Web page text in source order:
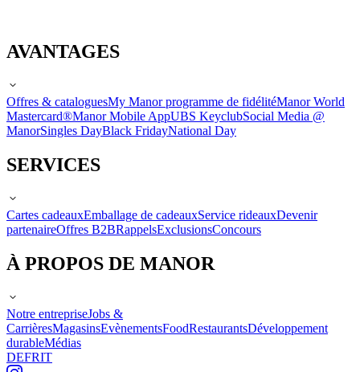
AVANTAGES
Offres & cataloguesMy Manor programme de fidélitéManor World
Mastercard®Manor Mobile AppUBS KeyclubSocial Media @
ManorSingles DayBlack FridayNational Day
SERVICES
Cartes cadeauxEmballage de cadeauxService rideauxDevenir
partenaireOffres B2BRappelsExclusionsConcours
À PROPOS DE MANOR
Notre entrepriseJobs &
CarrièresMagasinsEvènementsFoodRestaurantsDéveloppement
durableMédias
DEFRIT